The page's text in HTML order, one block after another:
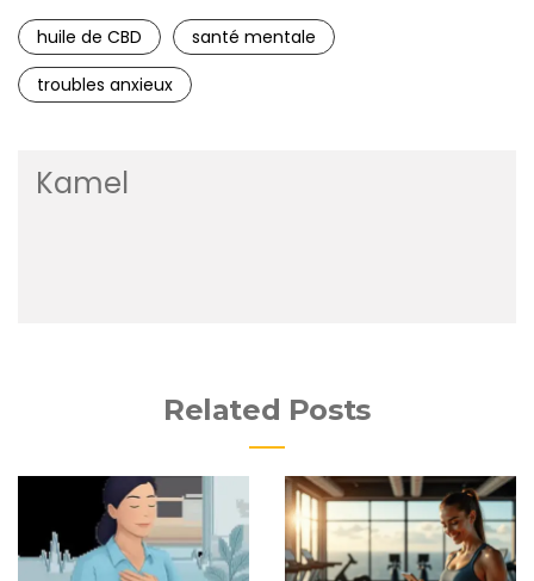
huile de CBD
santé mentale
troubles anxieux
Kamel
Related Posts